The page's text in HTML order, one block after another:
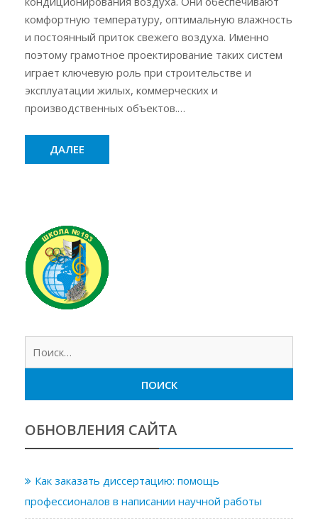
комфортную температуру, оптимальную влажность
и постоянный приток свежего воздуха. Именно
поэтому грамотное проектирование таких систем
играет ключевую роль при строительстве и
эксплуатации жилых, коммерческих и
производственных объектов.…
ДАЛЕЕ
ОБНОВЛЕНИЯ САЙТА
Как заказать диссертацию: помощь
профессионалов в написании научной работы